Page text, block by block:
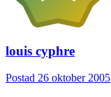
louis cyphre
Postad 26 oktober 2005